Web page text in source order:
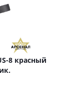
8 красный